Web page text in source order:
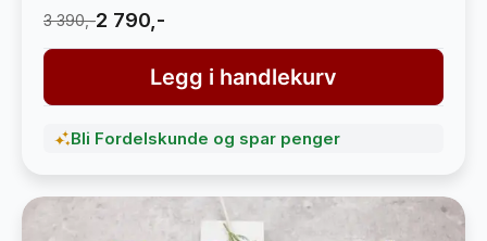
3 390,-2 790,-
Legg i handlekurv
Bli Fordelskunde og spar penger